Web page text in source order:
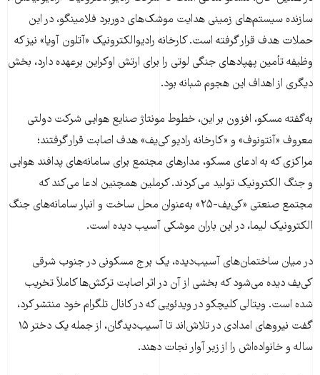
سازنده سیستم‌های زمینی هدایت موشک‌های دوربرد فلامینگو، در این
حملات هدف قرار گرفته است. کارخانه رادیوالکترونیک «آتلون آویا» نیز که
وظیفه تأمین پهپادهای جنگی لوتی را برای ارتش اوکراین برعهده دارد، بخش
دیگری از اهداف این هجوم شبانه بود.
به‌گفته مسکو، افزون بر این، خطوط مونتاژ صنایع هوایی شرکت دولتی
معروف «آنتونوف» و «کارخانه رادیو کی‌یف» هدف اصابت قرار گرفتند؛
مراکزی که به ادعای مسکو، مدار‌های مجتمع برای سامانه‌های پدافند هوایی
و جنگ الکترونیک تولید می‌کردند. کرملین همچنین ادعا می‌کند که
مجتمع صنعتی «کی‌یف-۲۵» به‌عنوان محل ساخت و انبار سامانه‌های جنگ
الکترونیک لیما، در این باران موشکی آسیب دیده است.
در میان ساختمان‌های آسیب‌دیده، یک برج مسکونی در جنوب شرقی
کی‌یف دیده می‌شود که بخشی از آن در اثر اصابت ترکش‌ها کاملاً تخریب
شده است. ویتالی کلیچکو در ویدئویی که در کانال تلگرام خود منتشر کرد،
گفت نیروهای امدادی در تلاش‌اند تا آسیب‌دیدگان، از جمله یک دختر ۱۵
ساله و خانواده‌اش را از زیر آوار نجات دهند.